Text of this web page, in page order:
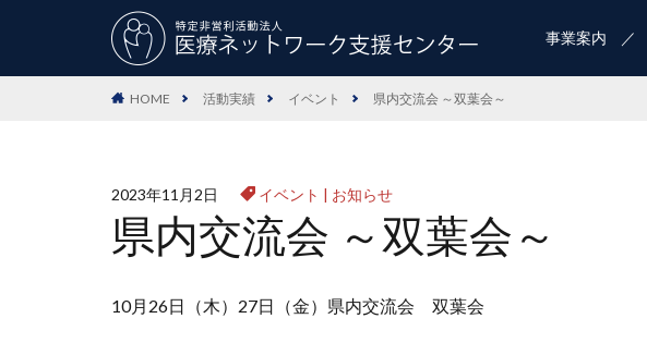
事業案内
HOME 活動実績 イベント 県内交流会 ～双葉会～
2023年11月2日 イベント | お知らせ
県内交流会 ～双葉会～
10月26日（木）27日（金）県内交流会 双葉会